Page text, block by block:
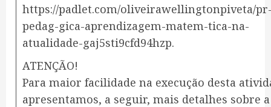
https://padlet.com/oliveirawellingtonpiveta/
pedag-gica-aprendizagem-matem-tica-na-
atualidade-gaj5sti9cfd94hzp.
ATENÇÃO!
Para maior facilidade na execução desta
apresentamos, a seguir, mais detalhes sobre